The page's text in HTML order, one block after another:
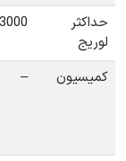
حداکثر
لوریج
کمیسیون –